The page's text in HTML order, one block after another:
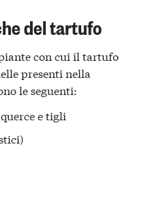
del tartufo
con cui il tartufo
presenti nella
le seguenti:
e tigli